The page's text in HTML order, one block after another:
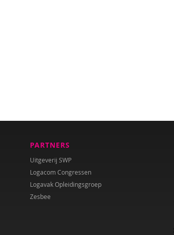
PARTNERS
Uitgeverij SWP
Logacom Congressen
Logavak Opleidingsgroep
Zesbee